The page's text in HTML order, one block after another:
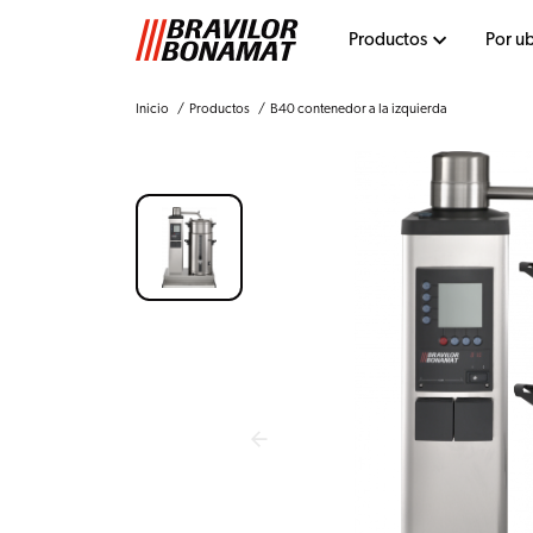
Productos Por
Inicio Productos B40 contenedor a la izquierda